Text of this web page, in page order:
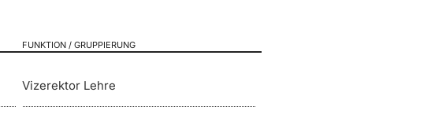
FUNKTION / GRUPPIERUNG
Vizerektor Lehre